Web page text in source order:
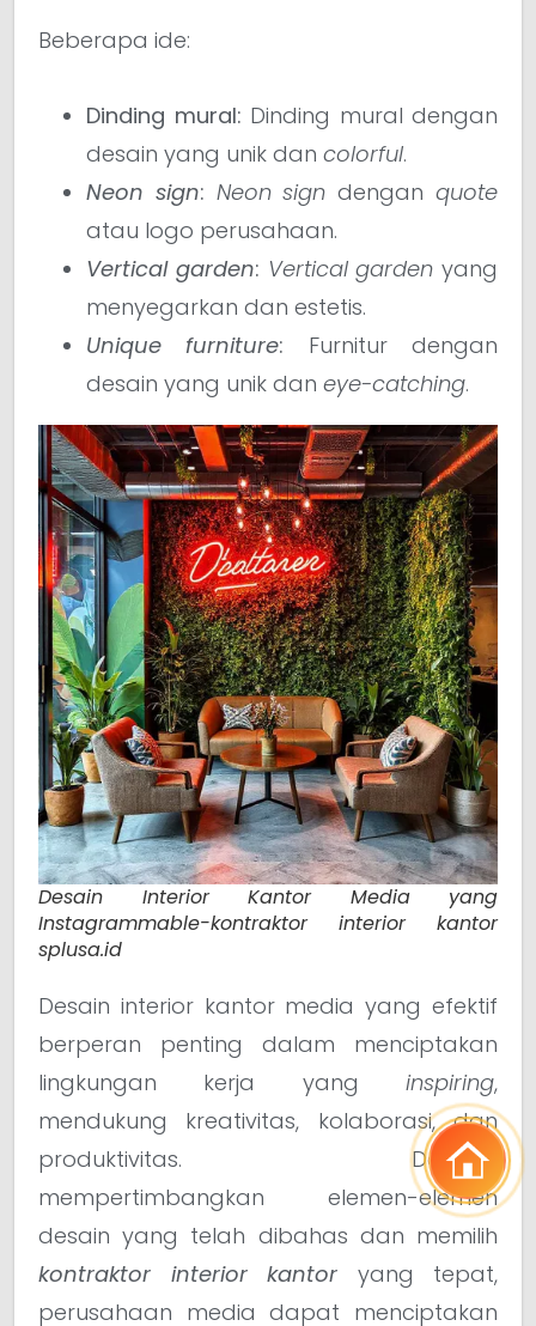
Beberapa ide:
Dinding mural: Dinding mural dengan
desain yang unik dan colorful.
Neon sign: Neon sign denganquote
atau logo perusahaan.
Vertical garden: Vertical garden yang
menyegarkan dan estetis.
Unique furniture: Furnitur dengan
desain yang unik dan eye-catching.
Desain Interior Kantor Media yang
Instagrammable-kontraktor interior kantor
splusa.id
Desain interior kantor media yang efektif
berperan penting dalam menciptakan
lingkungan kerja yang inspiring,
mendukung kreativitas, kolaborasi, dan
produktivitas. Dengan
mempertimbangkan elemen-elemen
desain yang telah dibahas dan memilih
kontraktor interior kantor yang tepat,
perusahaan media dapat menciptakan